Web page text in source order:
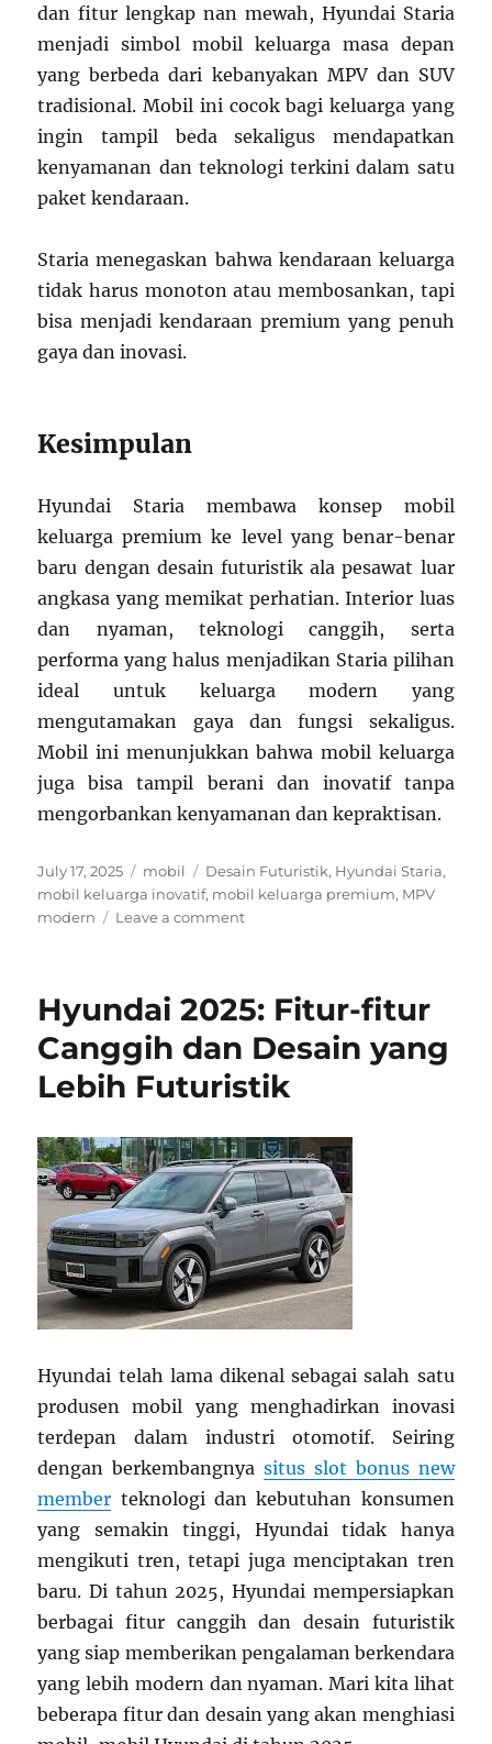
dan fitur lengkap nan mewah, Hyundai Staria
menjadi simbol mobil keluarga masa depan
yang berbeda dari kebanyakan MPV dan SUV
tradisional. Mobil ini cocok bagi keluarga yang
ingin tampil beda sekaligus mendapatkan
kenyamanan dan teknologi terkini dalam satu
paket kendaraan.
Staria menegaskan bahwa kendaraan keluarga
tidak harus monoton atau membosankan, tapi
bisa menjadi kendaraan premium yang penuh
gaya dan inovasi.
Kesimpulan
Hyundai Staria membawa konsep mobil
keluarga premium ke level yang benar-benar
baru dengan desain futuristik ala pesawat luar
angkasa yang memikat perhatian. Interior luas
dan nyaman, teknologi canggih, serta
performa yang halus menjadikan Staria pilihan
ideal untuk keluarga modern yang
mengutamakan gaya dan fungsi sekaligus.
Mobil ini menunjukkan bahwa mobil keluarga
juga bisa tampil berani dan inovatif tanpa
mengorbankan kenyamanan dan kepraktisan.
Posted
on
July 17, 2025 Categories
mobil Tags
Desain Futuristik, Hyundai Staria,
mobil keluarga inovatif, mobil keluarga premium, MPV
modern
Leave a commenton
Pesawat
Angkasa
dalam
Wujud
Keluarga
Premium
Hyundai 2025: Fitur-fitur
Canggih dan Desain yang
Lebih Futuristik
Hyundai telah lama dikenal sebagai salah satu
produsen mobil yang menghadirkan inovasi
terdepan dalam industri otomotif. Seiring
dengan berkembangnyasitus slot bonus new
member teknologi dan kebutuhan konsumen
yang semakin tinggi, Hyundai tidak hanya
mengikuti tren, tetapi juga menciptakan tren
baru. Di tahun 2025, Hyundai mempersiapkan
berbagai fitur canggih dan desain futuristik
yang siap memberikan pengalaman berkendara
yang lebih modern dan nyaman. Mari kita lihat
beberapa fitur dan desain yang akan menghiasi